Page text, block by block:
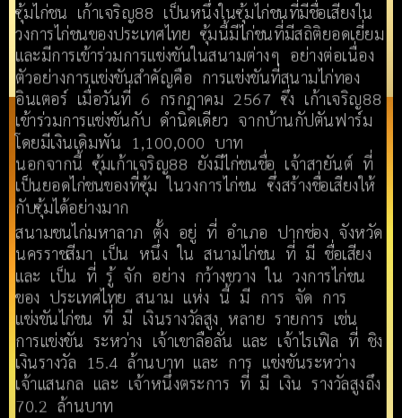
ซุ้มไก่ชน เก้าเจริญ88 เป็นหนึ่งในซุ้มไก่ชนที่มีชื่อเสียงใน
วงการไก่ชนของประเทศไทย ซุ้มนี้มีไก่ชนที่มีสถิติยอดเยี่ยม
และมีการเข้าร่วมการแข่งขันในสนามต่างๆ อย่างต่อเนื่อง
ตัวอย่างการแข่งขันสำคัญคือ การแข่งขันที่สนามไก่ทอง
อินเตอร์ เมื่อวันที่ 6 กรกฎาคม 2567 ซึ่ง เก้าเจริญ88
เข้าร่วมการแข่งขันกับ ดำนิดเดียว จากบ้านกัปตันฟาร์ม
โดยมีเงินเดิมพัน 1,100,000 บาท
นอกจากนี้ ซุ้มเก้าเจริญ88 ยังมีไก่ชนชื่อ เจ้าสายันต์ ที่
เป็นยอดไก่ชนของที่ซุ้ม ในวงการไก่ชน ซึ่งสร้างชื่อเสียงให้
กับซุ้มได้อย่างมาก
สนามชนไก่มหาลาภ ตั้ง อยู่ ที่ อำเภอ ปากช่อง จังหวัด
นครราชสีมา เป็น หนึ่ง ใน สนามไก่ชน ที่ มี ชื่อเสียง
และ เป็น ที่ รู้ จัก อย่าง กว้างขวาง ใน วงการไก่ชน
ของ ประเทศไทย สนาม แห่ง นี้ มี การ จัด การ
แข่งขันไก่ชน ที่ มี เงินรางวัลสูง หลาย รายการ เช่น
การแข่งขัน ระหว่าง เจ้าเขาลือลั่น และ เจ้าไรเฟิล ที่ ชิง
เงินรางวัล 15.4 ล้านบาท และ การ แข่งขันระหว่าง
เจ้าแสนกล และ เจ้าหนึ่งตระการ ที่ มี เงิน รางวัลสูงถึง
70.2 ล้านบาท